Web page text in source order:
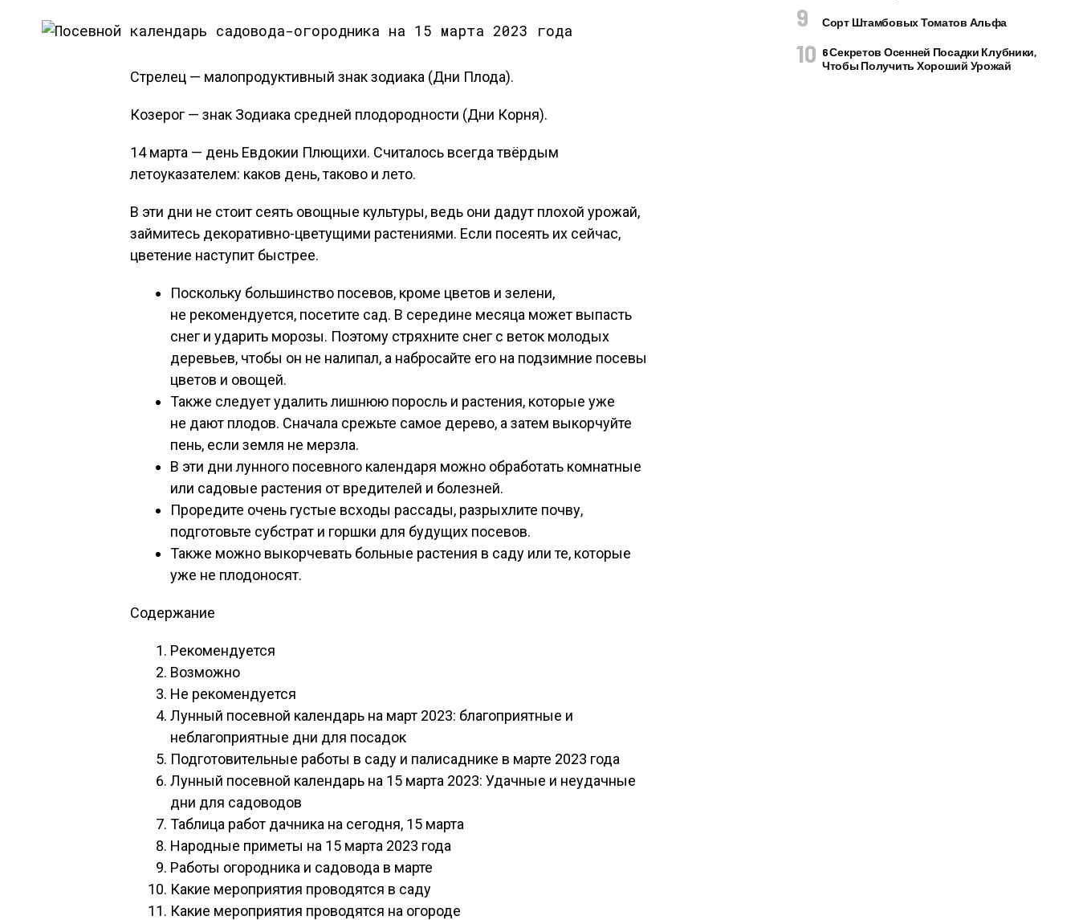
Стрелец — малопродуктивный знак зодиака (Дни Плода).
Козерог — знак Зодиака средней плодородности (Дни Корня).
14 марта — день Евдокии Плющихи. Считалось всегда твёрдым
летоуказателем: каков день, таково и лето.
В эти дни не стоит сеять овощные культуры, ведь они дадут плохой урожай,
займитесь декоративно-цветущими растениями. Если посеять их сейчас,
цветение наступит быстрее.
Поскольку большинство посевов, кроме цветов и зелени,
не рекомендуется, посетите сад. В середине месяца может выпасть
снег и ударить морозы. Поэтому стряхните снег с веток молодых
деревьев, чтобы он не налипал, а набросайте его на подзимние посевы
цветов и овощей.
Также следует удалить лишнюю поросль и растения, которые уже
не дают плодов. Сначала срежьте самое дерево, а затем выкорчуйте
пень, если земля не мерзла.
В эти дни лунного посевного календаря можно обработать комнатные
или садовые растения от вредителей и болезней.
Проредите очень густые всходы рассады, разрыхлите почву,
подготовьте субстрат и горшки для будущих посевов.
Также можно выкорчевать больные растения в саду или те, которые
уже не плодоносят.
Содержание
Рекомендуется
Возможно
Не рекомендуется
Лунный посевной календарь на март 2023: благоприятные и
неблагоприятные дни для посадок
Подготовительные работы в саду и палисаднике в марте 2023 года
Лунный посевной календарь на 15 марта 2023: Удачные и неудачные
дни для садоводов
Таблица работ дачника на сегодня, 15 марта
Народные приметы на 15 марта 2023 года
Работы огородника и садовода в марте
Какие мероприятия проводятся в саду
Какие мероприятия проводятся на огороде
Сорт Штамбовых Томатов Альфа
6 Секретов Осенней Посадки Клубники,
Чтобы Получить Хороший Урожай